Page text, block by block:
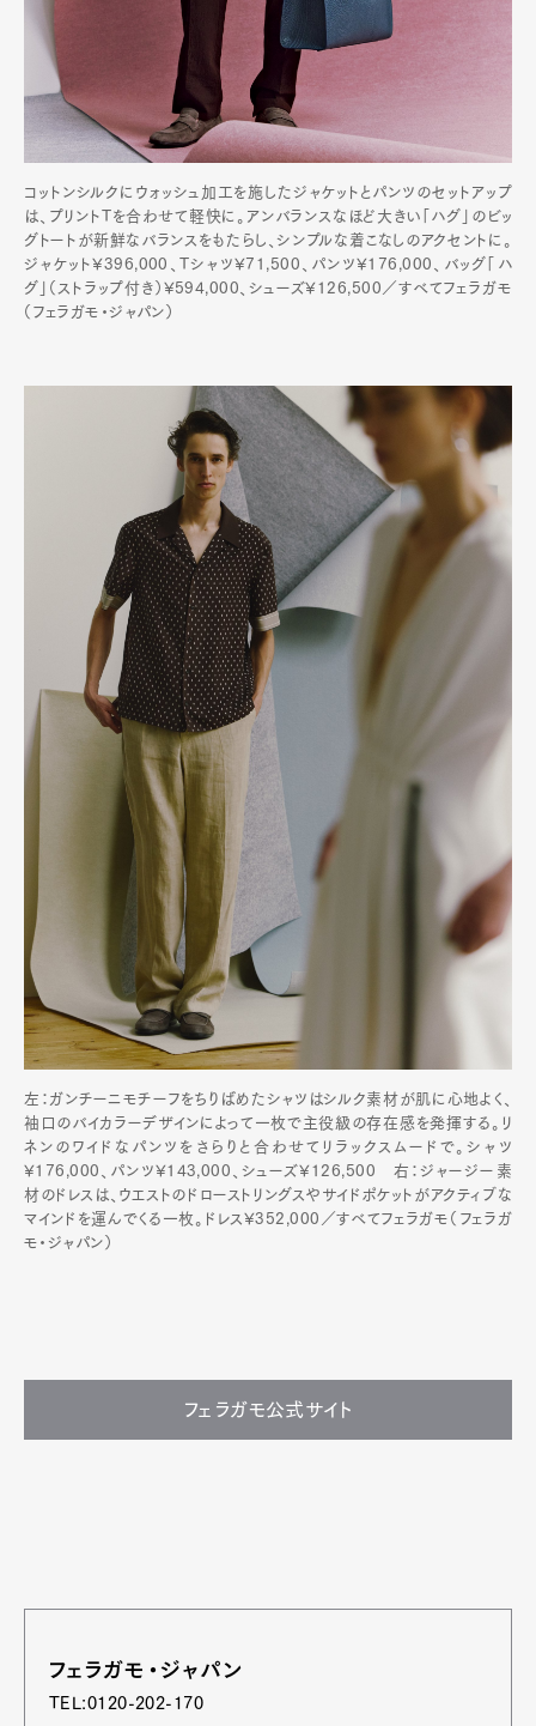
コットンシルクにウォッシュ加工を施したジャケットとパンツのセットアップ
は、プリントTを合わせて軽快に。アンバランスなほど大きい「ハグ」のビッ
グトートが新鮮なバランスをもたらし、シンプルな着こなしのアクセントに。
ジャケット¥396,000、Tシャツ¥71,500、パンツ¥176,000、バッグ「ハ
グ」（ストラップ付き）¥594,000、シューズ¥126,500／すべてフェラガモ
（フェラガモ・ジャパン）
左：ガンチーニモチーフをちりばめたシャツはシルク素材が肌に心地よく、
袖口のバイカラーデザインによって一枚で主役級の存在感を発揮する。リ
ネンのワイドなパンツをさらりと合わせてリラックスムードで。シャツ
¥176,000、パンツ¥143,000、シューズ¥126,500 右：ジャージー素
材のドレスは、ウエストのドローストリングスやサイドポケットがアクティブな
マインドを運んでくる一枚。ドレス¥352,000／すべてフェラガモ（フェラガ
モ・ジャパン）
フェラガモ公式サイト
フェラガモ・ジャパン
TEL:0120-202-170